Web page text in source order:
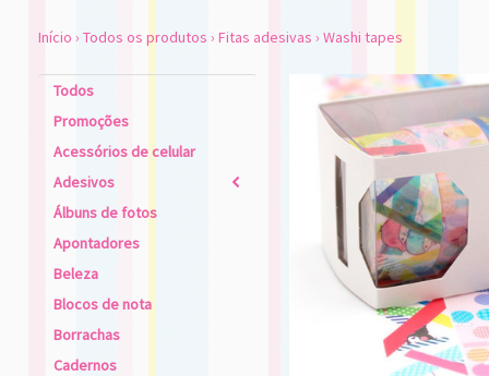
Início › Todos os produtos › Fitas adesivas › Washi tapes
Todos
Promoções
Acessórios de celular
Adesivos
2
Álbuns de fotos
Apontadores
Beleza
Blocos de nota
Borrachas
Cadernos